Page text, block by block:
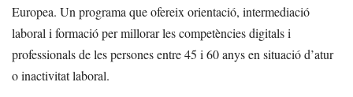
Europea. Un programa que ofereix orientació, intermediació
laboral i formació per millorar les competències digitals i
professionals de les persones entre 45 i 60 anys en situació d’atur
o inactivitat laboral.